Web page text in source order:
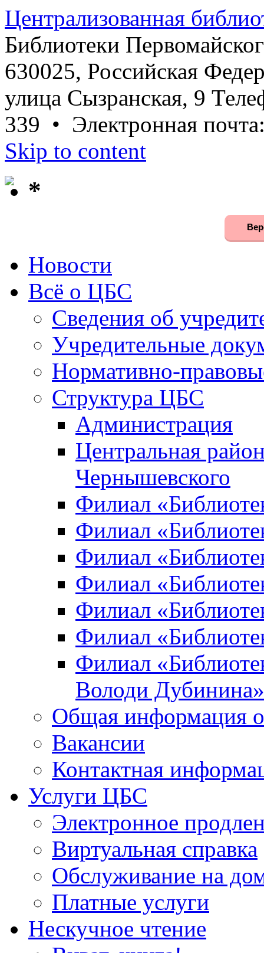
Централизованная
Библиотеки
630025, Российская
улица Сызранская, 9
339 • Электронная
Skip to content
*
Новости
Всё о ЦБС
Сведения об
Учредительные
Нормативно-
Структура ЦБС
Администрация
Центральная
Чернышевского
Филиал
Филиал
Филиал
Филиал
Филиал
Филиал
Филиал
Володи Дубинина»
Общая информация
Вакансии
Контактная
Услуги ЦБС
Электронное
Виртуальная справка
Обслуживание на
Платные услуги
Нескучное чтение